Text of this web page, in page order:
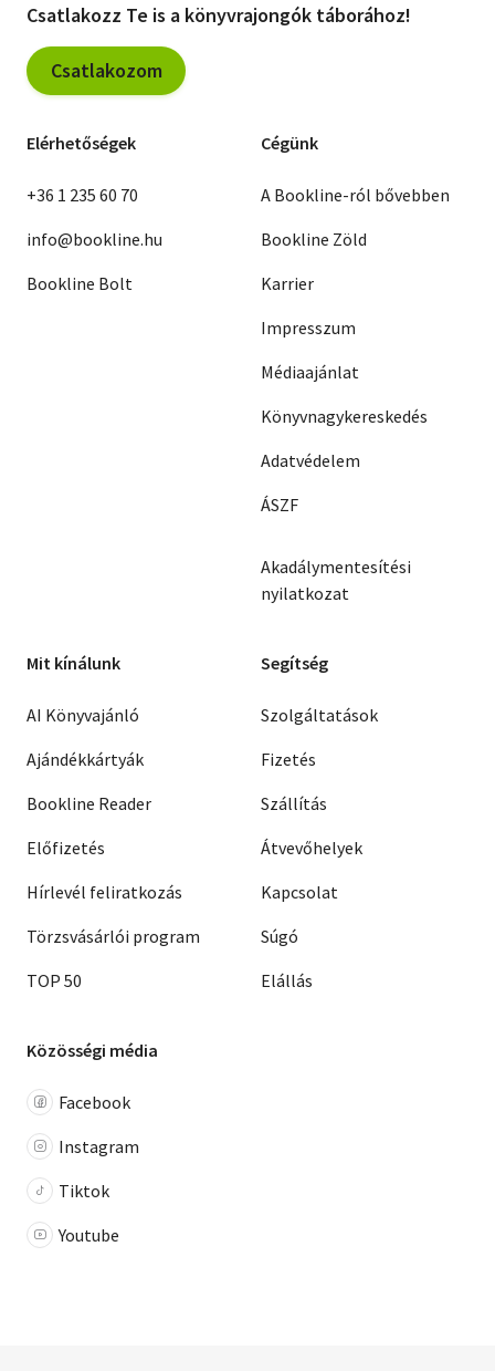
Csatlakozz Te is a könyvrajongók táborához!
Csatlakozom
Elérhetőségek
+36 1 235 60 70
info@bookline.hu
Bookline Bolt
Cégünk
A Bookline-ról bővebben
Bookline Zöld
Karrier
Impresszum
Médiaajánlat
Könyvnagykereskedés
Adatvédelem
ÁSZF
Akadálymentesítési
nyilatkozat
Mit kínálunk
AI Könyvajánló
Ajándékkártyák
Bookline Reader
Előfizetés
Hírlevél feliratkozás
Törzsvásárlói program
TOP 50
Segítség
Szolgáltatások
Fizetés
Szállítás
Átvevőhelyek
Kapcsolat
Súgó
Elállás
Közösségi média
Facebook
Instagram
Tiktok
Youtube